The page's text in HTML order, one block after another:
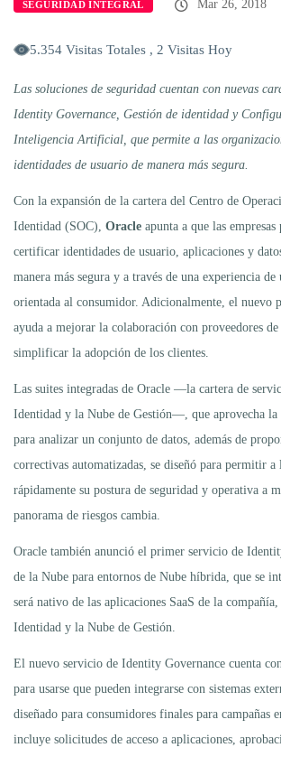
SEGURIDAD INTEGRAL Mar 26, 2018
5.354 Visitas Totales , 2 Visitas Hoy
Las soluciones de seguridad cuentan con nuevas
Identity Governance, Gestión de identidad y
Inteligencia Artificial, que permite a las
identidades de usuario de manera más segura.
Con la expansión de la cartera del Centro de
Identidad (SOC), Oracle apunta a que las
certificar identidades de usuario, aplicaciones y
manera más segura y a través de una experiencia
orientada al consumidor. Adicionalmente, el nuevo
ayuda a mejorar la colaboración con proveedores
simplificar la adopción de los clientes.
Las suites integradas de Oracle —la cartera de
Identidad y la Nube de Gestión—, que aprovecha
para analizar un conjunto de datos, además de
correctivas automatizadas, se diseñó para permitir a
rápidamente su postura de seguridad y operativa a
panorama de riesgos cambia.
Oracle también anunció el primer servicio de
de la Nube para entornos de Nube híbrida, que se
será nativo de las aplicaciones SaaS de la
Identidad y la Nube de Gestión.
El nuevo servicio de Identity Governance cuenta
para usarse que pueden integrarse con sistemas
diseñado para consumidores finales para campañas
incluye solicitudes de acceso a aplicaciones,